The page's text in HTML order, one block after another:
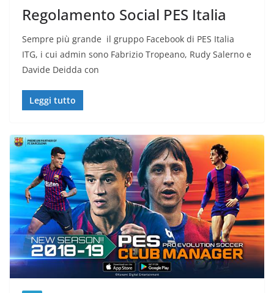
Regolamento Social PES Italia
Sempre più grande il gruppo Facebook di PES Italia
ITG, i cui admin sono Fabrizio Tropeano, Rudy Salerno e
Davide Deidda con
Leggi tutto